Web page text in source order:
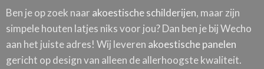
Ben je op zoek naar akoestische schilderijen, maar zijn
simpele houten latjes niks voor jou? Dan ben je bij Wecho
aan het juiste adres! Wij leveren akoestische panelen
gericht op design van alleen de allerhoogste kwaliteit.